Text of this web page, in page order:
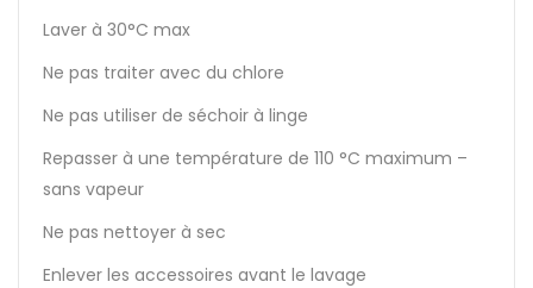
Laver à 30°C max
Ne pas traiter avec du chlore
Ne pas utiliser de séchoir à linge
Repasser à une température de 110 °C maximum –
sans vapeur
Ne pas nettoyer à sec
Enlever les accessoires avant le lavage